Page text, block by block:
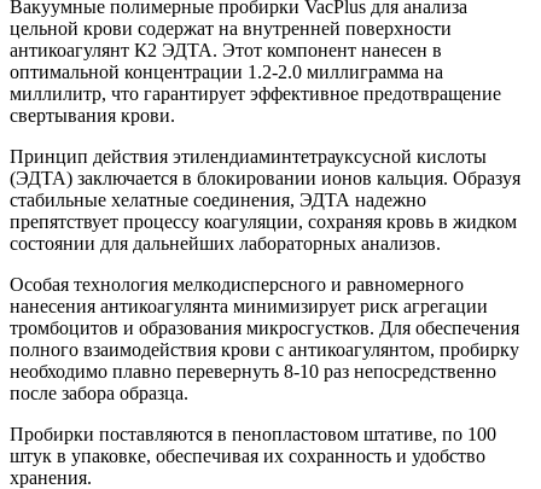
Вакуумные полимерные пробирки VacPlus для анализа
цельной крови содержат на внутренней поверхности
антикоагулянт К2 ЭДТА. Этот компонент нанесен в
оптимальной концентрации 1.2-2.0 миллиграмма на
миллилитр, что гарантирует эффективное предотвращение
свертывания крови.
Принцип действия этилендиаминтетрауксусной кислоты
(ЭДТА) заключается в блокировании ионов кальция. Образуя
стабильные хелатные соединения, ЭДТА надежно
препятствует процессу коагуляции, сохраняя кровь в жидком
состоянии для дальнейших лабораторных анализов.
Особая технология мелкодисперсного и равномерного
нанесения антикоагулянта минимизирует риск агрегации
тромбоцитов и образования микросгустков. Для обеспечения
полного взаимодействия крови с антикоагулянтом, пробирку
необходимо плавно перевернуть 8-10 раз непосредственно
после забора образца.
Пробирки поставляются в пенопластовом штативе, по 100
штук в упаковке, обеспечивая их сохранность и удобство
хранения.